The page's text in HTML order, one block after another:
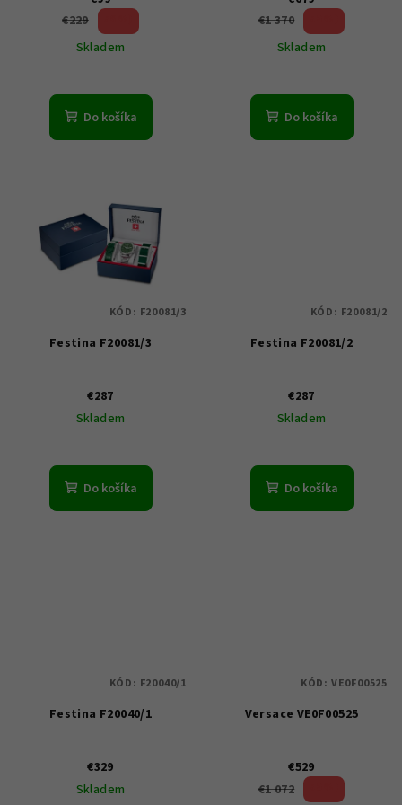
€229
Skladem
Do košíka
€1 370
Skladem
Do košíka
Festina F20081/3
€287
Skladem
Do košíka
KÓD: F20081/3
Festina F20081/2
€287
Skladem
Do košíka
KÓD: F20081/2
Festina F20040/1
€329
Skladem
KÓD: F20040/1
Versace VE0F00525
€529
€1 072
KÓD: VE0F00525